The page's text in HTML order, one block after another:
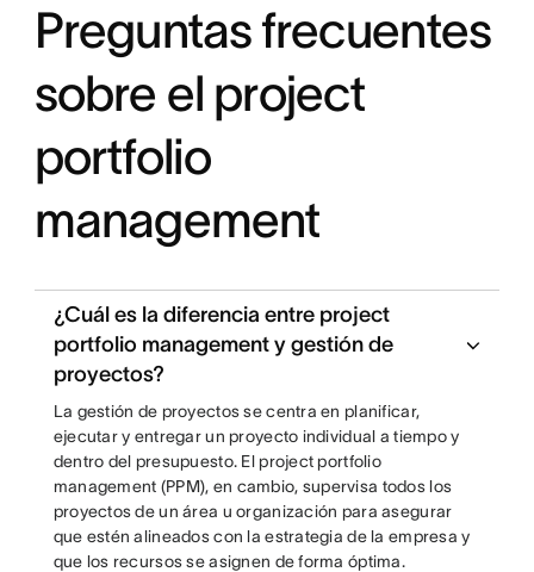
Preguntas frecuentes
sobre el project
portfolio
management
¿Cuál es la diferencia entre project
portfolio management y gestión de
proyectos?
La gestión de proyectos se centra en planificar,
ejecutar y entregar un proyecto individual a tiempo y
dentro del presupuesto. El project portfolio
management (PPM), en cambio, supervisa todos los
proyectos de un área u organización para asegurar
que estén alineados con la estrategia de la empresa y
que los recursos se asignen de forma óptima.